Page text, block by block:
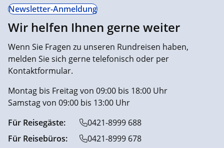
Newsletter-Anmeldung
Wir helfen Ihnen gerne weiter
Wenn Sie Fragen zu unseren Rundreisen haben,
melden Sie sich gerne telefonisch oder per
Kontaktformular.
Montag bis Freitag von 09:00 bis 18:00 Uhr
Samstag von 09:00 bis 13:00 Uhr
Für Reisegäste:
0421-8999 688
Für Reisebüros:
0421-8999 678